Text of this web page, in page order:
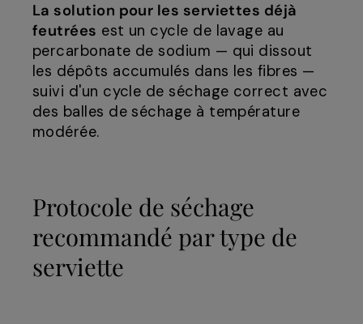
La solution pour les serviettes déjà
feutrées est un cycle de lavage au
percarbonate de sodium — qui dissout
les dépôts accumulés dans les fibres —
suivi d'un cycle de séchage correct avec
des balles de séchage à température
modérée.
Protocole de séchage
recommandé par type de
serviette